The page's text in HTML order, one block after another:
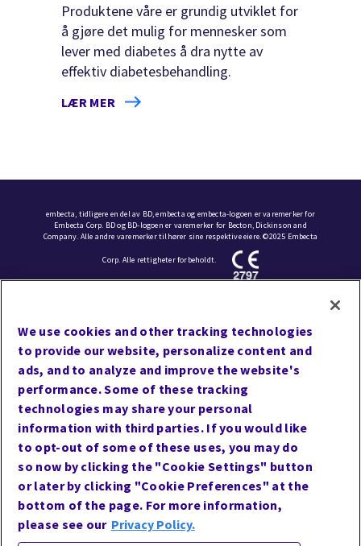
Produktene våre er grundig utviklet for
å gjøre det mulig for mennesker som
lever med diabetes å dra nytte av
effektiv diabetesbehandling.
LÆR MER
Følg oss
embecta, tidligere en del av BD, embecta og embecta-logoen er varemerker for
Embecta Corp. BD og BD-logoen er varemerker for Becton, Dickinson and
Company. Alle andre varemerker tilhører sine respektive eiere. ©2025 Embecta
Corp. Alle rettigheter forbeholdt.
Kontakt oss
Personvern
Vilkår for bruk
Tilgjengelighet til nettstedet
Kart over nettstedet
We use cookies and other tracking technologies
to provide our website, personalize content and
ads, and to analyze and improve the website's
performance. Some of these tracking
technologies may share your personal
information with third parties. If you would like
to opt-out of some of these uses, you may do
so now by clicking the "Cookie Settings" button
or later by clicking "Cookie Preferences" at the
bottom of the page. For more information,
please see our Privacy Policy.